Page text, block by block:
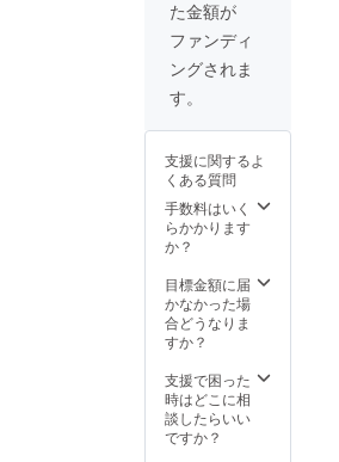
なって
いま
す。日
常の薬
通院に
も便
利！
【エコ
バッグ
サイ
分：約
29×31.5
cm ポ
13×25c
m（２
個） ※
コー
ます。
た金額が
ファンディ
ングされま
す。
支援に関するよ
くある質問
手数料はいく
らかかります
か？
目標金額に届
かなかった場
合どうなりま
すか？
支援で困った
時はどこに相
談したらいい
ですか？